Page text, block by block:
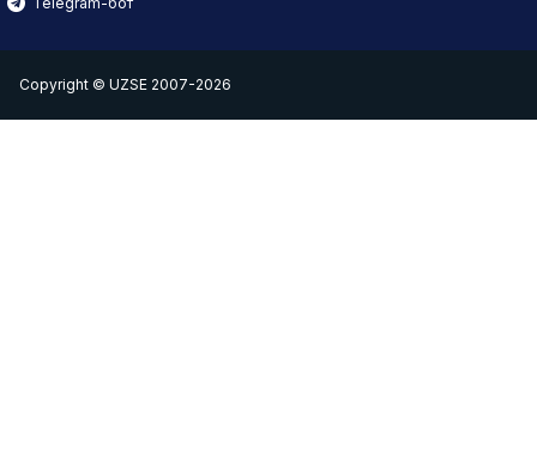
Copyright © UZSE 2007-2026